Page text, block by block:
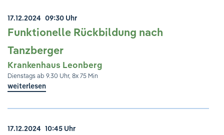
17.12.2024 09:30 Uhr
Funktionelle Rückbildung nach
Tanzberger
Krankenhaus Leonberg
Dienstags ab 9.30 Uhr, 8x 75 Min
weiterlesen
17.12.2024 10:45 Uhr